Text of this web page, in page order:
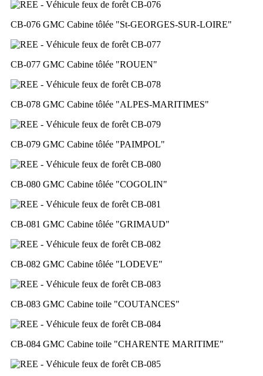
CB-076 GMC Cabine tôlée "St-GEORGES-SUR-LOIRE"
CB-077 GMC Cabine tôlée "ROUEN"
CB-078 GMC Cabine tôlée "ALPES-MARITIMES"
CB-079 GMC Cabine tôlée "PAIMPOL"
CB-080 GMC Cabine tôlée "COGOLIN"
CB-081 GMC Cabine tôlée "GRIMAUD"
CB-082 GMC Cabine tôlée "LODEVE"
CB-083 GMC Cabine toile "COUTANCES"
CB-084 GMC Cabine toile "CHARENTE MARITIME"